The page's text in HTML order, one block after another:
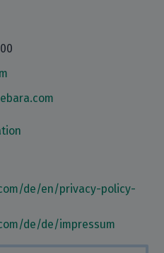
de/en/privacy-policy-
de/de/impressum